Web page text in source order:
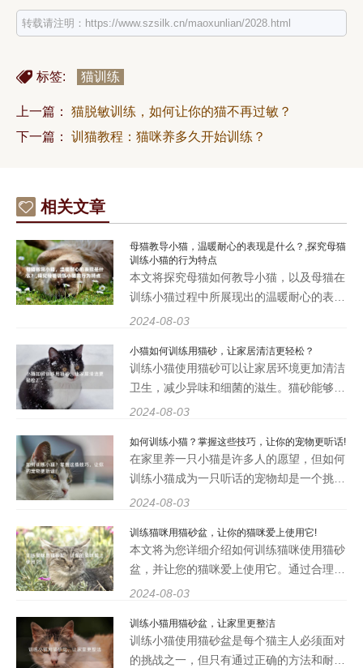
转载请注明：https://www.szsilk.cn/maoxunlian/2028.html
标签: 猫训练
上一篇： 猫脱敏训练，如何让你的猫不再过敏？
下一篇： 训猫教程：猫咪养多久开始训练？
相关文章
母猫教导小猫，温暖耐心的表现是什么？,探究母猫
训练小猫的行为特点
本文将探究母猫如何教导小猫，以及母猫在
训练小猫过程中所展现出的温暖耐心的表
现。通过分析母猫的行为特点，我们可以更
母猫如何传授生存技能给小猫。将分为四个
部分，分别从母猫的教
2024-08-03
小猫如何训练用猫砂，让家居清洁更轻松？
训练小猫使用猫砂可以让家居环境更加清洁
卫生，减少异味和细菌的滋生。猫砂能够吸
收尿液，减少尿液残留在地板或地毯上的情
便，方便清理，减少清理工作的难度和时
间。 如何训练小猫使用
2024-08-03
如何训练小猫？掌握这些技巧，让你的宠物更听话!
在家里养一只小猫是许多人的愿望，但如何
训练小猫成为一只听话的宠物却是一个挑
战。小猫天性活泼好动，有时候会调皮捣
技巧，你的小猫也可以变得乖巧听话。本文
将为你介绍如何训练小猫
2024-08-03
训练猫咪用猫砂盆，让你的猫咪爱上使用它!
本文将为您详细介绍如何训练猫咪使用猫砂
盆，并让您的猫咪爱上使用它。通过合理的
方法和耐心的训练，您可以帮助您的猫咪养
乱的情况。让我们一起来了解如何进行有效
的猫砂盆训练吧！ 1
2024-08-03
训练小猫用猫砂盆，让家里更整洁
训练小猫使用猫砂盆是每个猫主人必须面对
的挑战之一，但只有通过正确的方法和耐